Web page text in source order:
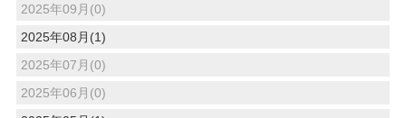
2025年09月(0)
2025年08月(1)
2025年07月(0)
2025年06月(0)